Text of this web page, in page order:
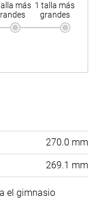
más 1 talla más
grandes
270.0 mm
269.1 mm
el gimnasio